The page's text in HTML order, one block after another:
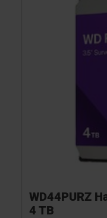
WD44PURZ
4 TB